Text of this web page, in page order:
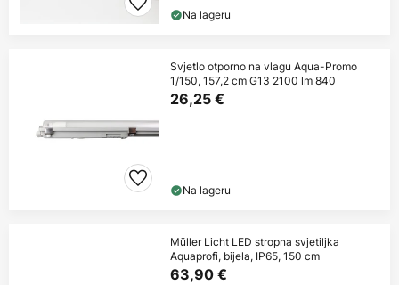
Na lageru
Svjetlo otporno na vlagu Aqua-Promo
1/150, 157,2 cm G13 2100 lm 840
26,25 €
Na lageru
Müller Licht LED stropna svjetiljka
Aquaprofi, bijela, IP65, 150 cm
63,90 €